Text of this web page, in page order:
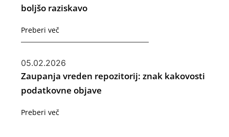
boljšo raziskavo
Preberi več
05.02.2026
Zaupanja vreden repozitorij: znak kakovosti
podatkovne objave
Preberi več